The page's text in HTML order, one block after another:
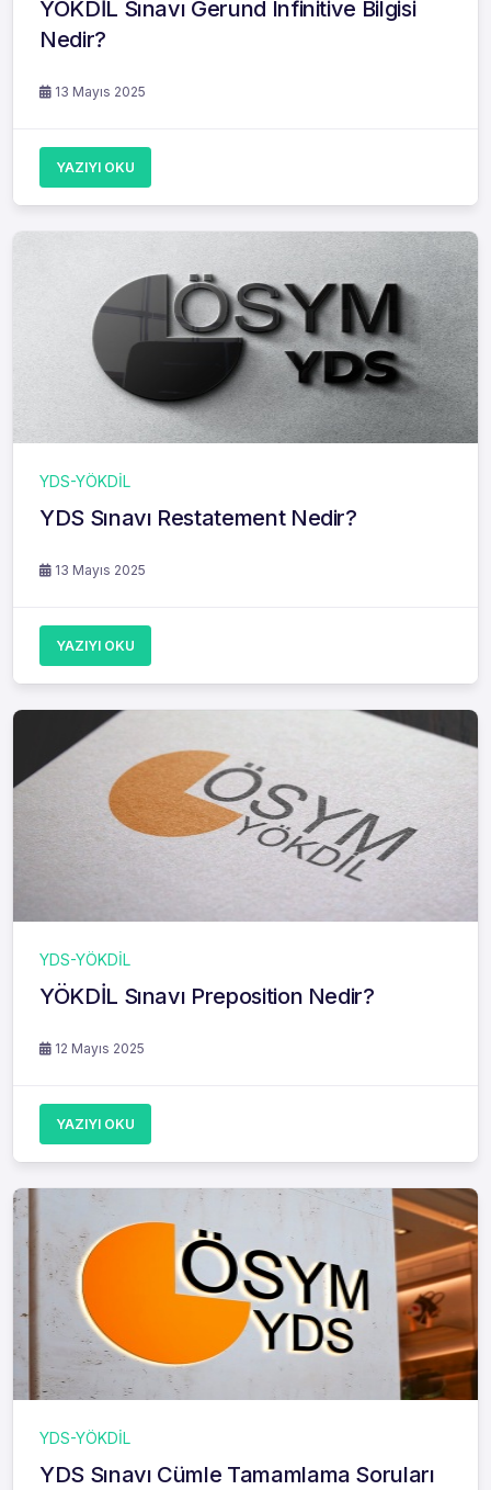
YÖKDİL Sınavı Gerund Infinitive Bilgisi
Nedir?
13 Mayıs 2025
YAZIYI OKU
YDS-YÖKDİL
YDS Sınavı Restatement Nedir?
13 Mayıs 2025
YAZIYI OKU
YDS-YÖKDİL
YÖKDİL Sınavı Preposition Nedir?
12 Mayıs 2025
YAZIYI OKU
YDS-YÖKDİL
YDS Sınavı Cümle Tamamlama Soruları